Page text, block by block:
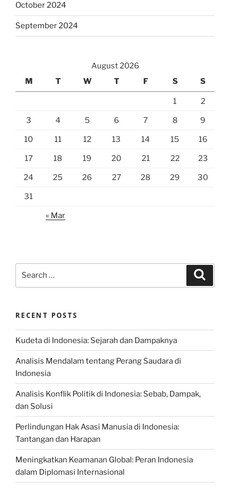
October 2024
September 2024
August 2026
M
T W T F S S
1 2
3 4 5 6 7 8 9
10 11 12 13 14 15 16
17 18 19 20 21 22 23
24 25 26 27 28 29 30
31
« Mar
RECENT POSTS
Kudeta di Indonesia: Sejarah dan Dampaknya
Analisis Mendalam tentang Perang Saudara di
Indonesia
Analisis Konflik Politik di Indonesia: Sebab, Dampak,
dan Solusi
Perlindungan Hak Asasi Manusia di Indonesia:
Tantangan dan Harapan
Meningkatkan Keamanan Global: Peran Indonesia
dalam Diplomasi Internasional